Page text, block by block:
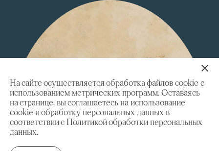
На сайте осуществляется обработка файлов cookie с
использованием метрических программ. Оставаясь
на странице, вы соглашаетесь на использование
cookie и обработку персональных данных в
соответствии с Политикой обработки персональных
данных.